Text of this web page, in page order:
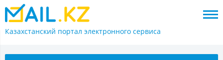
Казахстанский портал электронного сервиса